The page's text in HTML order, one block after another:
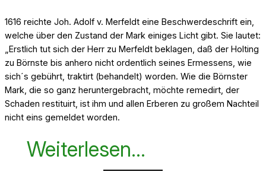
1616 reichte Joh. Adolf v. Merfeldt eine Beschwerdeschrift ein,
welche über den Zustand der Mark einiges Licht gibt. Sie lautet:
„Erstlich tut sich der Herr zu Merfeldt beklagen, daß der Holting
zu Börnste bis anhero nicht ordentlich seines Ermessens, wie
sich´s gebührt, traktirt (behandelt) worden. Wie die Börnster
Mark, die so ganz heruntergebracht, möchte remedirt, der
Schaden restituirt, ist ihm und allen Erberen zu großem Nachteil
nicht eins gemeldet worden.
Weiterlesen…